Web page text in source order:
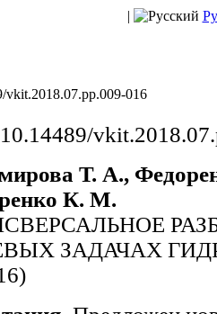
|
vkit.2018.07.pp.009-016
Т. А.,
К. М.
ЗАДАЧАХ